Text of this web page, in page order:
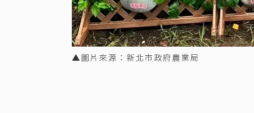
▲圖片來源：新北市政府農業局